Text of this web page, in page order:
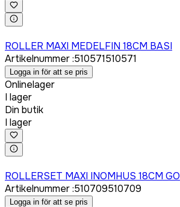
ROLLER MAXI MEDELFIN 18CM BASI
Artikelnummer:510571510571
Logga in för att se pris
Onlinelager
I lager
Din butik
I lager
ROLLERSET MAXI INOMHUS 18CM GO
Artikelnummer:510709510709
Logga in för att se pris